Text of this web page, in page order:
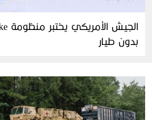
بدون طيار